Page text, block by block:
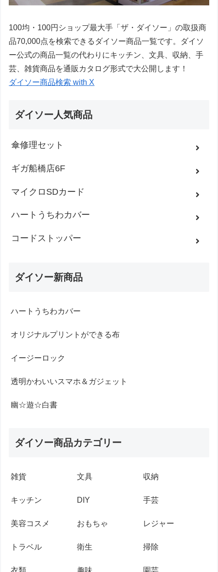
100均・100円ショップ最大手「ザ・ダイソー」の取扱商
品70,000点を検索できるダイソー商品一覧です。ダイソ
ー公式の商品一覧の代わりにキッチン、文具、収納、手
芸、雑貨商品を通販カタログ形式で大公開します！
ダイソー商品検索 with X
ダイソー人気商品
傘修理セット
ギガ船橋店6F
マイクロSDカード
ハートうちわカバー
コードストッパー
ダイソー新商品
ハートうちわカバー
オリジナルプリントができる布
イージーロック
透明かわいいスマホ＆ガジェット
幽☆遊☆白書
ダイソー商品カテゴリー
雑貨 文具 収納
キッチン DIY 手芸
美容コスメ おもちゃ レジャー
トラベル 衛生 掃除
衣類 趣味 園芸